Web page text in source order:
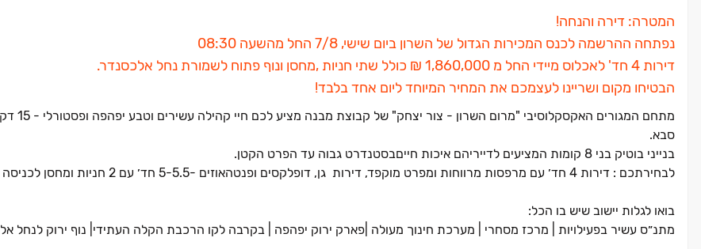
המטרה: דירה והנחה!
נפתחה ההרשמה לכנס המכירות הגדול של השרון ביום שישי, ‏7/8 החל מהשעה ‏08:30
דירות ‏4 חד' לאכלוס מיידי החל מ ‏1,860,000 ‏₪ כולל שתי חניות ,מחסן ונוף פתוח לשמורת נחל אלכסנדר.
הבטיחו מקום ושריינו לעצמכם את המחיר המיוחד ליום אחד בלבד!
מתחם המגורים
סבא.
בנייני בוטיק בני 8 קומות המציעים לדייריהם איכות חייםבסטנדרט גבוה עד הפרט הקטן.
לבחירתכם : דירות 4 חד׳ עם מרפסות מרווחות ומפרט מוקפד, דירות גן, דופלקסים ופנטהאוזים -5-5.5 חד׳ עם 2 חניות ומחסן לכניסה מיידית.
בואו לגלות יישוב שיש בו הכל:
מתנ״ס עשיר בפעילויות ‏| מרכז מסחרי ‏| מערכת חינוך מעולה ‏|פארק ירוק יפהפה ‏| בקרבה לקו הרכבת הקלה העתידי‏| נוף ירוק לנחל